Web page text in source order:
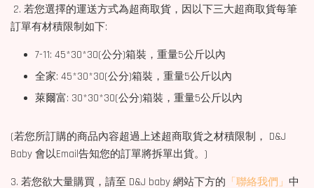
2. 若您選擇的運送方式為超商取貨，因以下三大超商取貨每筆
訂單有材積限制如下:
7-11: 45*30*30(公分)箱裝，重量5公斤以內
全家: 45*30*30(公分)箱裝，重量5公斤以內
萊爾富: 30*30*30(公分)箱裝，重量5公斤以內
(若您所訂購的商品內容超過上述超商取貨之材積限制， D&J
Baby 會以Email告知您的訂單將拆單出貨。)
3. 若您欲大量購買，請至 D&J baby 網站下方的 「聯絡我們」 中